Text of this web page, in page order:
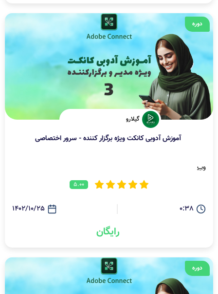
دوره
گیلارو
آموزش آدوبی کانکت ویژه برگزار کننده - سرور اختصاصی
وب
5.00
0:38
1402/10/25
رایگان
دوره